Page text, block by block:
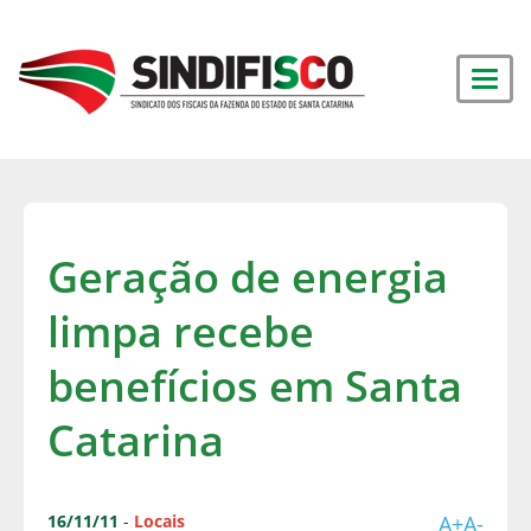
Geração de energia
limpa recebe
benefícios em Santa
Catarina
16/11/11 - Locais A+A-